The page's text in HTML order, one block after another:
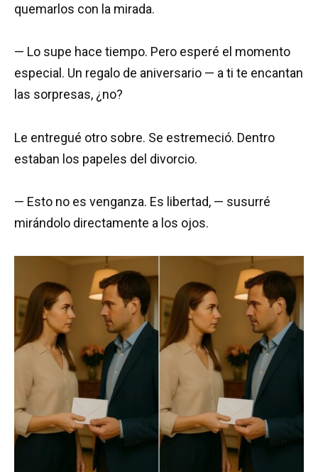
quemarlos con la mirada.
— Lo supe hace tiempo. Pero esperé el momento
especial. Un regalo de aniversario — a ti te encantan
las sorpresas, ¿no?
Le entregué otro sobre. Se estremeció. Dentro
estaban los papeles del divorcio.
— Esto no es venganza. Es libertad, — susurré
mirándolo directamente a los ojos.